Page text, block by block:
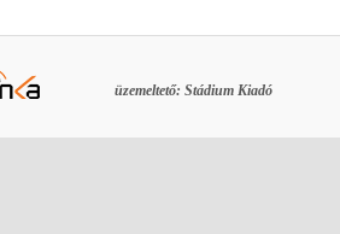
üzemeltető: Stádium Kiadó